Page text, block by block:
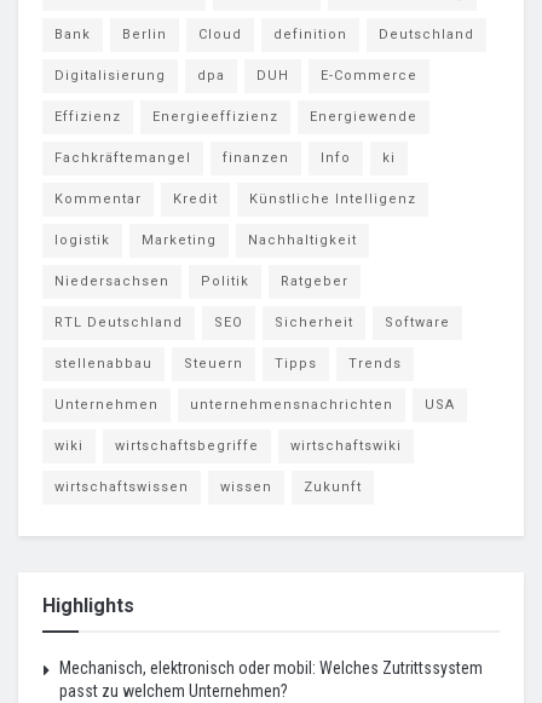
Bank Berlin Cloud definition Deutschland
Digitalisierung dpa DUH E-Commerce
Effizienz Energieeffizienz Energiewende
Fachkräftemangel finanzen Info ki
Kommentar Kredit Künstliche Intelligenz
logistik Marketing Nachhaltigkeit
Niedersachsen Politik Ratgeber
RTL Deutschland SEO Sicherheit Software
stellenabbau Steuern Tipps Trends
Unternehmen unternehmensnachrichten USA
wiki wirtschaftsbegriffe wirtschaftswiki
wirtschaftswissen wissen Zukunft
Highlights
Mechanisch, elektronisch oder mobil: Welches Zutrittssystem
passt zu welchem Unternehmen?